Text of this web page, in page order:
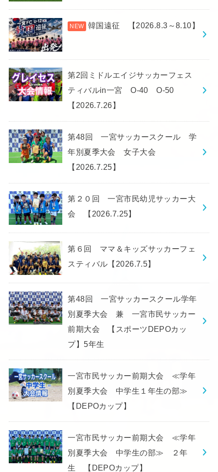
韓国遠征 【2026.8.3～8.10】
第2回ミドルエイジサッカーフェス
ティバルin一宮 O-40 O-50
【2026.7.26】
第48回 一宮サッカースクール 学
年別夏季大会 女子大会
【2026.7.25】
第２０回 一宮市民幼児サッカー大
会 【2026.7.25】
第６回 ママ＆キッズサッカーフェ
スティバル【2026.7.5】
第48回 一宮サッカースクール学年
別夏季大会 兼 一宮市民サッカー
前期大会 【スポーツDEPOカッ
プ】5年生
一宮市民サッカー前期大会 ≪学年
別夏季大会 中学生１年生の部≫
【DEPOカップ】
一宮市民サッカー前期大会 ≪学年
別夏季大会 中学生の部≫ ２年
生 【DEPOカップ】